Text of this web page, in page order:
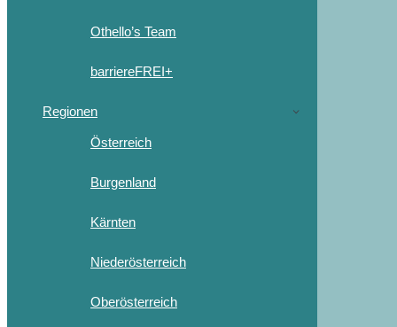
Othello’s Team
barriereFREI+
Regionen
Österreich
Burgenland
Kärnten
Niederösterreich
Oberösterreich